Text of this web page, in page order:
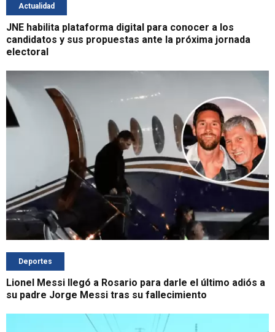
Actualidad
JNE habilita plataforma digital para conocer a los
candidatos y sus propuestas ante la próxima jornada
electoral
Deportes
Lionel Messi llegó a Rosario para darle el último adiós a
su padre Jorge Messi tras su fallecimiento